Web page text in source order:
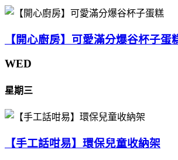
【開心廚房】可愛滿分爆谷杯子蛋
WED
星期三
【手工話咁易】環保兒童收納架